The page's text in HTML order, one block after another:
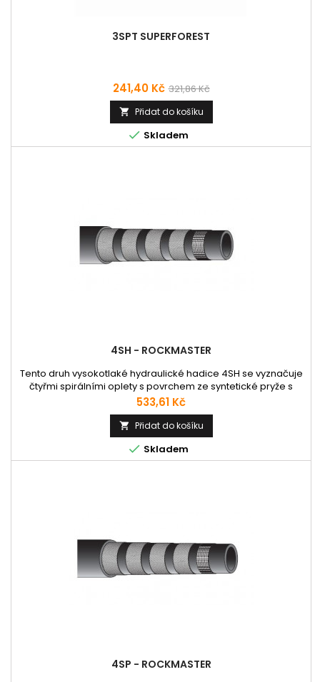
3SPT SUPERFOREST
Cena
241,40 Kč Běžná
cena
321,86 Kč
 Přidat do košíku
 Skladem
4SH - ROCKMASTER
Tento druh vysokotlaké hydraulické hadice 4SH se vyznačuje
čtyřmi spirálními oplety s povrchem ze syntetické pryže s
extrémní odolností proti ozonu, otěru a povětrnostním vlivům,
odpovídající normám EN 856 4SH, ISO 3862-1 4SH. Použití:
Hadice vhodná pro přepravu minerálních, rostlinných olejů a
glykolů, vody a vodních emulzí. Pracovní teplota do +125°C....
Cena
533,61 Kč
 Přidat do košíku
 Skladem
4SP - ROCKMASTER